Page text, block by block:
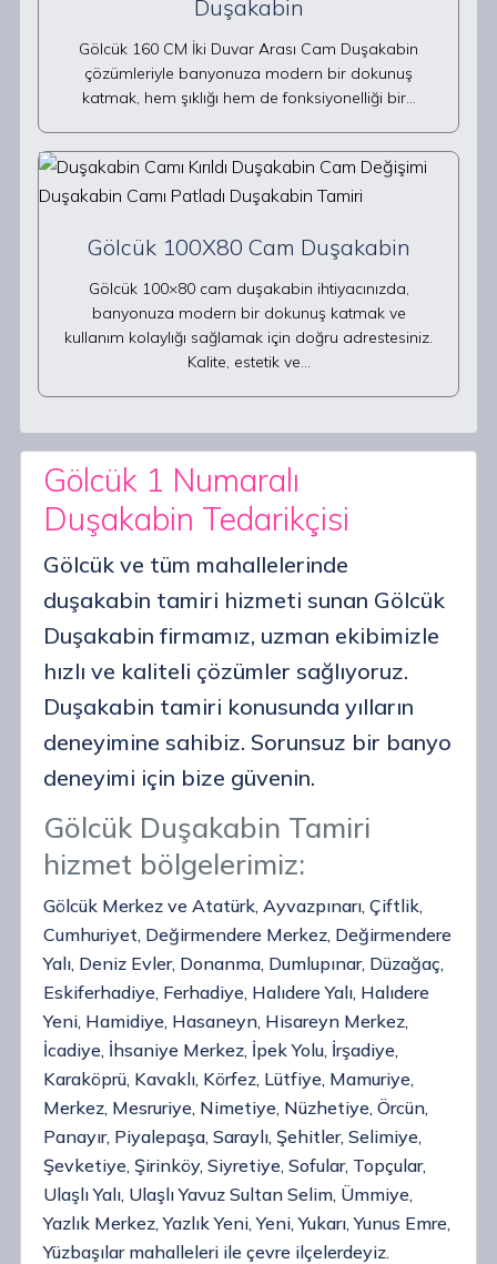
Duşakabin
Gölcük 160 CM İki Duvar Arası Cam Duşakabin
çözümleriyle banyonuza modern bir dokunuş
katmak, hem şıklığı hem de fonksiyonelliği bir…
Gölcük 100X80 Cam Duşakabin
Gölcük 100×80 cam duşakabin ihtiyacınızda,
banyonuza modern bir dokunuş katmak ve
kullanım kolaylığı sağlamak için doğru adrestesiniz.
Kalite, estetik ve…
Gölcük 1 Numaralı
Duşakabin Tedarikçisi
Gölcük ve tüm mahallelerinde
duşakabin tamiri hizmeti sunan Gölcük
Duşakabin firmamız, uzman ekibimizle
hızlı ve kaliteli çözümler sağlıyoruz.
Duşakabin tamiri konusunda yılların
deneyimine sahibiz. Sorunsuz bir banyo
deneyimi için bize güvenin.
Gölcük Duşakabin Tamiri
hizmet bölgelerimiz:
Gölcük Merkez ve Atatürk, Ayvazpınarı, Çiftlik,
Cumhuriyet, Değirmendere Merkez, Değirmendere
Yalı, Deniz Evler, Donanma, Dumlupınar, Düzağaç,
Eskiferhadiye, Ferhadiye, Halıdere Yalı, Halıdere
Yeni, Hamidiye, Hasaneyn, Hisareyn Merkez,
İcadiye, İhsaniye Merkez, İpek Yolu, İrşadiye,
Karaköprü, Kavaklı, Körfez, Lütfiye, Mamuriye,
Merkez, Mesruriye, Nimetiye, Nüzhetiye, Örcün,
Panayır, Piyalepaşa, Saraylı, Şehitler, Selimiye,
Şevketiye, Şirinköy, Siyretiye, Sofular, Topçular,
Ulaşlı Yalı, Ulaşlı Yavuz Sultan Selim, Ümmiye,
Yazlık Merkez, Yazlık Yeni, Yeni, Yukarı, Yunus Emre,
Yüzbaşılar mahalleleri ile çevre ilçelerdeyiz.